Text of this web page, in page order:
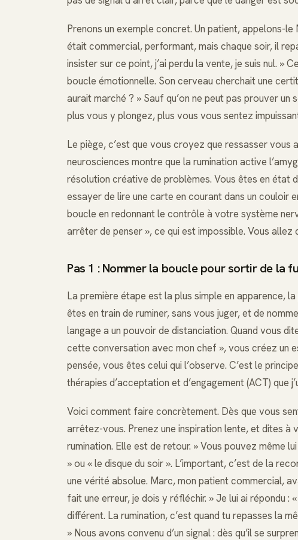
Prenons un exemple concret. Un patient, appelons-
était commercial, performant, mais chaque soir, il
insister sur ce point, j’ai perdu la vente, je suis nul. »
boucle émotionnelle. Son cerveau cherchait une
aurait marché ? » Sauf qu’on ne peut pas prouver
plus vous y plongez, plus vous vous sentez
Le piège, c’est que vous croyez que ressasser
neurosciences montre que la rumination active
résolution créative de problèmes. Vous êtes en état
essayer de lire une carte en courant dans un
boucle en redonnant le contrôle à votre système
arrêter de penser », ce qui est impossible. Vous
Pas 1 : Nommer la boucle pour sortir de la
La première étape est la plus simple en apparence,
êtes en train de ruminer, sans vous juger, et de
langage a un pouvoir de distanciation. Quand vous
cette conversation avec mon chef », vous créez un
pensée, vous êtes celui qui l’observe. C’est le
thérapies d’acceptation et d’engagement (ACT) que
Voici comment faire concrètement. Dès que vous
arrêtez-vous. Prenez une inspiration lente, et dites à
rumination. Elle est de retour. » Vous pouvez même
» ou « le disque du soir ». L’important, c’est de la
une vérité absolue. Marc, mon patient commercial,
fait une erreur, je dois y réfléchir. » Je lui ai répondu :
différent. La rumination, c’est quand tu repasses la
» Nous avons convenu d’un signal : dès qu’il se